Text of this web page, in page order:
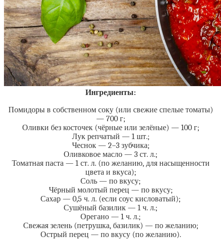
Ингредиенты:
Помидоры в собственном соку (или свежие спелые томаты)
— 700 г;
Оливки без косточек (чёрные или зелёные) — 100 г;
Лук репчатый — 1 шт.;
Чеснок — 2–3 зубчика;
Оливковое масло — 3 ст. л.;
Томатная паста — 1 ст. л. (по желанию, для насыщенности
цвета и вкуса);
Соль — по вкусу;
Чёрный молотый перец — по вкусу;
Сахар — 0,5 ч. л. (если соус кисловатый);
Сушёный базилик — 1 ч. л.;
Орегано — 1 ч. л.;
Свежая зелень (петрушка, базилик) — по желанию;
Острый перец — по вкусу (по желанию).